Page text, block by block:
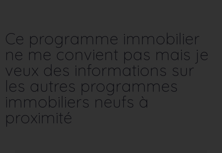
Ce programme immobilier
ne me convient pas mais je
veux des informations sur
les autres programmes
immobiliers neufs à
proximité